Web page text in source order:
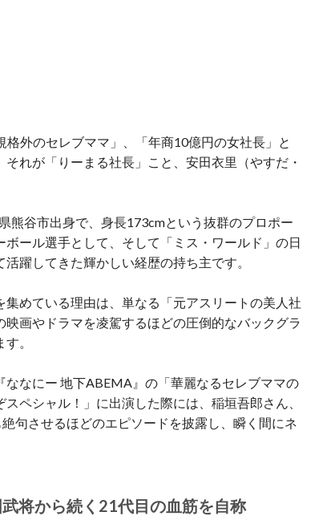
外のセレブママ」、「年商10億円の女社長」と
れが「りーまる社長」こと、安田衣里（やすだ・
熊谷市出身で、 身長173cmという抜群のプロポー
ール選手として、そして「ミス・ワールド」の日
躍してきた輝かしい経歴の持ち主です。
めている理由は、単なる「元アスリートの美人社
画やドラマを凌駕するほどの圧倒的なバックグラ
す。
なにー 地下ABEMA』の「華麗なるセレブママの
ペシャル！」に出演した際には、稲垣吾郎さん、
句させるほどのエピソードを披露し、瞬く間にネ
将から続く21代目の血筋を自称